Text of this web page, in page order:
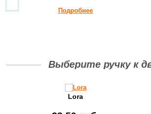
Подробнее
Выберите ручку к
Lora